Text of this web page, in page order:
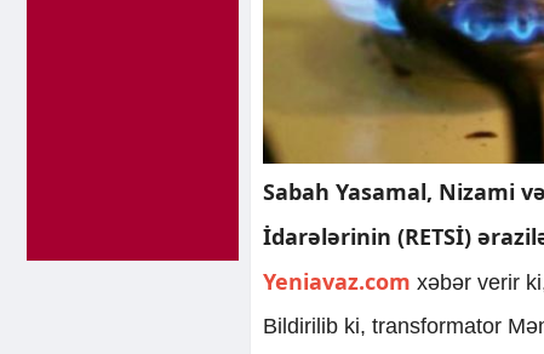
Sabah Yasamal, Nizami
İdarələrinin (RETSİ)
Yeniavaz.com xəbər verir
Bildirilib ki, transformator